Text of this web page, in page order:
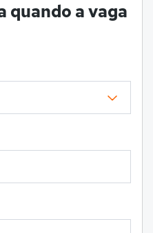
quando a vaga